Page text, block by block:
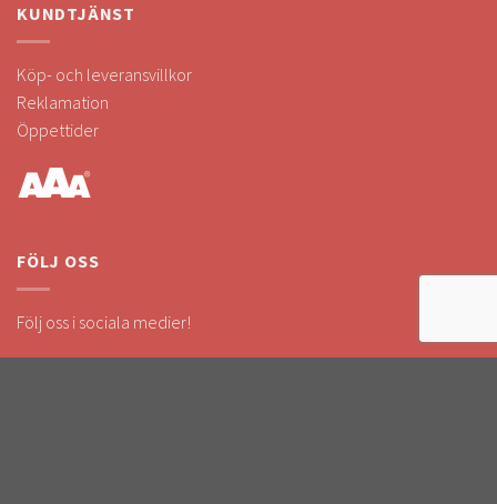
KUNDTJÄNST
Köp- och leveransvillkor
Reklamation
Öppettider
FÖLJ OSS
Följ oss i sociala medier!